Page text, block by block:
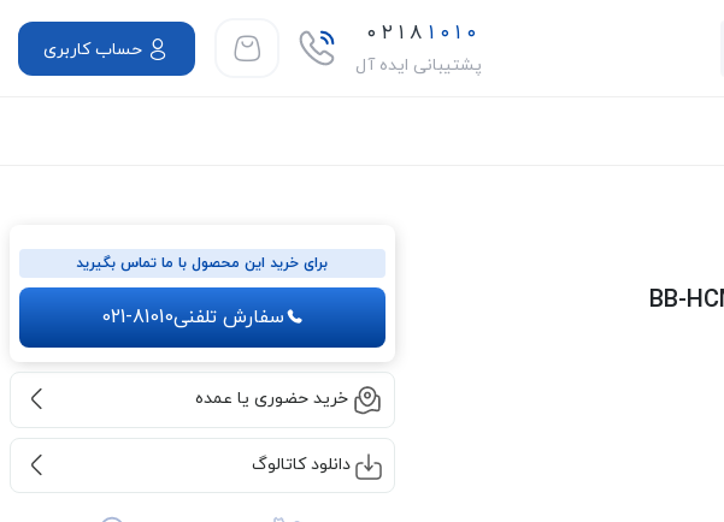
۰۲۱۸ ۱۰۱۰
پشتیبانی ایده آل
حساب کاربری
برای خرید این محصول با ما تماس بگیرید
سفارش تلفنی021-81010
خرید حضوری یا عمده
دانلود کاتالوگ